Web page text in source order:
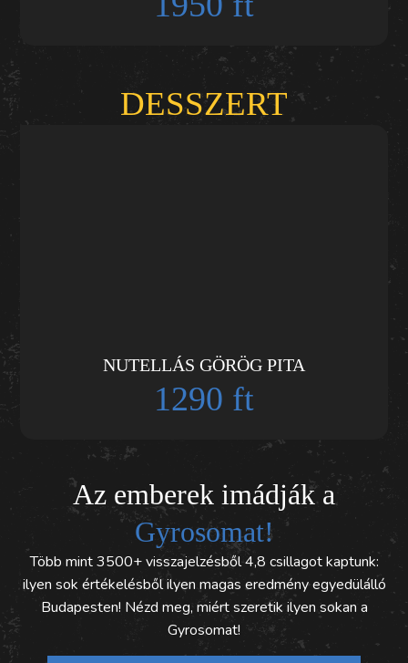
DESSZERT
NUTELLÁS GÖRÖG PITA
1290 ft
Az emberek imádják a
Gyrosomat!
Több mint 3500+ visszajelzésből 4,8 csillagot kaptunk:
ilyen sok értékelésből ilyen magas eredmény egyedülálló
Budapesten! Nézd meg, miért szeretik ilyen sokan a
Gyrosomat!